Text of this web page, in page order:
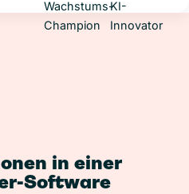
in einer
Software